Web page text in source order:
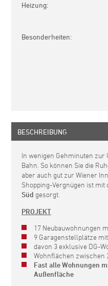
Heizung
Besonderheiten
BESCHREIBUNG
In wenigen Gehminuten zur
Bahn. So können Sie die
aber auch gut zur Wiener
Shopping-Vergnügen ist mit
Süd gesorgt.
PROJEKT
17 Neubauwohnungen
9 Garagenstellplätze
davon 3 exklusive DG-
Wohnflächen zwischen
Fast alle Wohnungen
Außenfläche